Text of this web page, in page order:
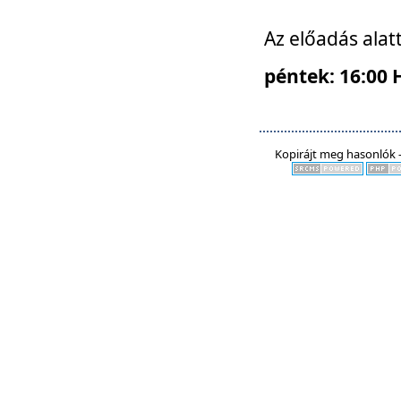
Az előadás
péntek: 16:00
Kopirájt meg hasonlók